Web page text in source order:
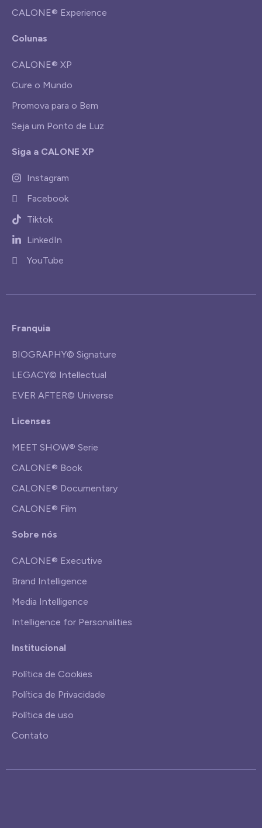
CALONE® Experience
Colunas
CALONE® XP
Cure o Mundo
Promova para o Bem
Seja um Ponto de Luz
Siga a CALONE XP
Instagram
Facebook
Tiktok
LinkedIn
YouTube
Franquia
BIOGRAPHY© Signature
LEGACY© Intellectual
EVER AFTER© Universe
Licenses
MEET SHOW® Serie
CALONE® Book
CALONE® Documentary
CALONE® Film
Sobre nós
CALONE® Executive
Brand Intelligence
Media Intelligence
Intelligence for Personalities
Institucional
Política de Cookies
Política de Privacidade
Política de uso
Contato